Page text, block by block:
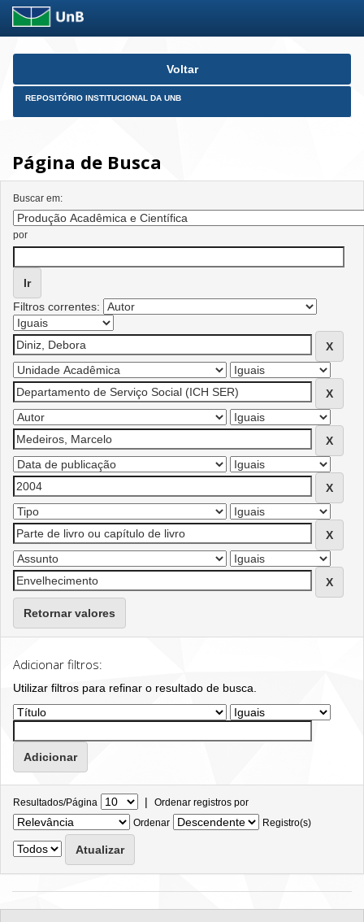
Skip
Voltar
REPOSITÓRIO INSTITUCIONAL DA UNB
Página de Busca
Buscar em:
por
Filtros correntes:
Retornar valores
Adicionar filtros:
Utilizar filtros para refinar o resultado de busca.
Resultados/Página | Ordenar registros por
Ordenar
Registro(s)